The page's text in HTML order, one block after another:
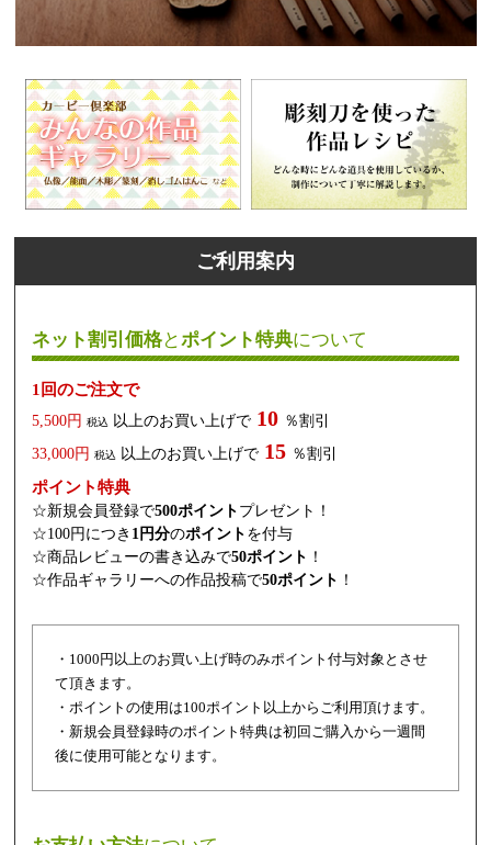
ご利用案内
ネット割引価格とポイント特典について
1回のご注文で
5,500円 税込 以上のお買い上げで 10 ％割引
33,000円 税込 以上のお買い上げで 15 ％割引
ポイント特典
☆新規会員登録で500ポイント プレゼント！
☆100円につき 1円分のポイント を付与
☆商品レビューの書き込みで50ポイント ！
☆作品ギャラリーへの作品投稿で50ポイント ！
・1000円以上のお買い上げ時のみポイント付与対象とさせ
て頂きます。
・ポイントの使用は100ポイント以上からご利用頂けます。
・新規会員登録時のポイント特典は初回ご購入から一週間
後に使用可能となります。